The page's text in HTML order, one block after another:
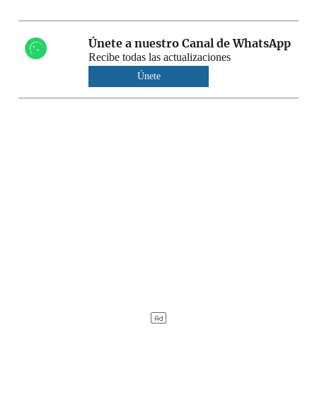
Únete a nuestro Canal de WhatsApp
Recibe todas las actualizaciones
Únete